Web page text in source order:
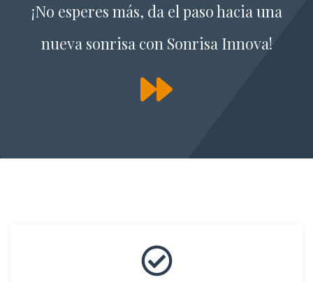
¡No esperes más, da el paso hacia una
nueva sonrisa con Sonrisa Innova!